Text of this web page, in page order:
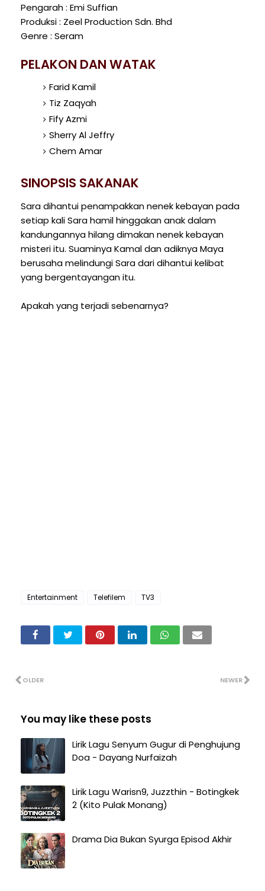
Pengarah : Emi Suffian
Produksi : Zeel Production Sdn. Bhd
Genre : Seram
PELAKON DAN WATAK
Farid Kamil
Tiz Zaqyah
Fify Azmi
Sherry Al Jeffry
Chem Amar
SINOPSIS SAKANAK
Sara dihantui penampakkan nenek kebayan pada
setiap kali Sara hamil hinggakan anak dalam
kandungannya hilang dimakan nenek kebayan
misteri itu. Suaminya Kamal dan adiknya Maya
berusaha melindungi Sara dari dihantui kelibat
yang bergentayangan itu.
Apakah yang terjadi sebenarnya?
Entertainment Telefilem TV3
NEWER
OLDER
You may like these posts
Lirik Lagu Senyum Gugur di Penghujung
Doa - Dayang Nurfaizah
Lirik Lagu Warisn9, Juzzthin - Botingkek
2 (Kito Pulak Monang)
Drama Dia Bukan Syurga Episod Akhir